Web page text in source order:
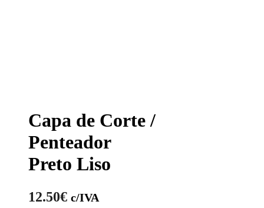
Capa de Corte /
Penteador
Preto Liso
12.50€ c/IVA